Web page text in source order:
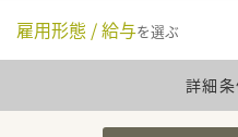
雇用形態 / 給与を選ぶ
詳細